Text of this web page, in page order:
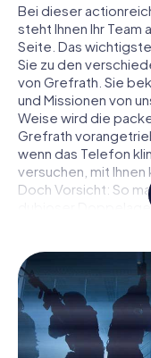
Bei dieser
steht Ihnen Ihr
Seite. Das
Sie zu den
von Grefrath. Sie
und Missionen von
Weise wird die
Grefrath
wenn das Telefon
versuchen, mit Ihnen
Doch Vorsicht: So
dubioser
Sie niemandem!
Anders als in einem
sind Sie also nicht in
sich in einem
müssen. Diese